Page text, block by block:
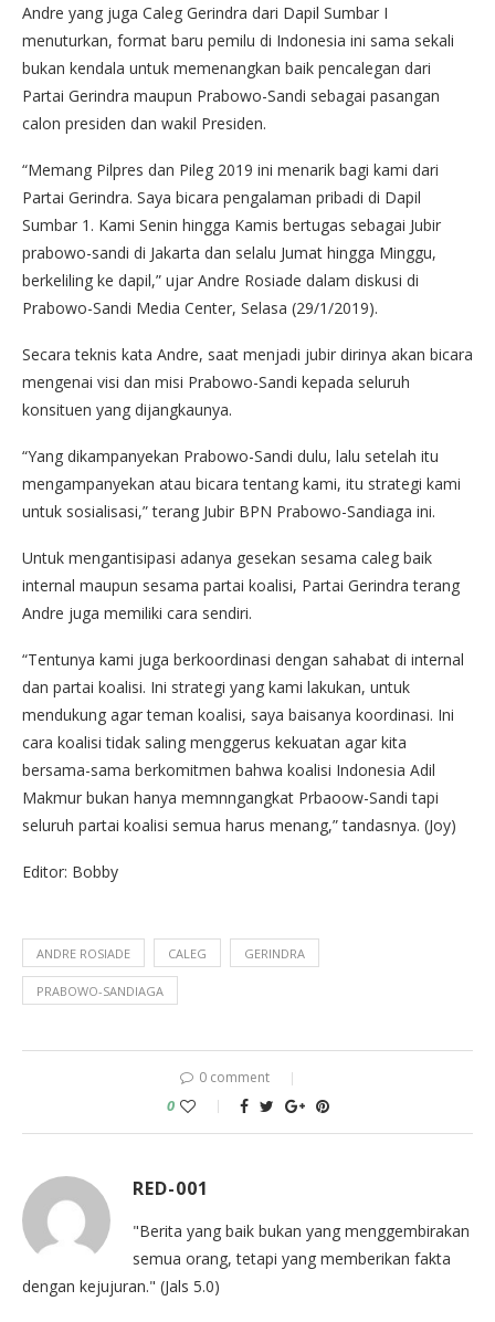
Andre yang juga Caleg Gerindra dari Dapil Sumbar I
menuturkan, format baru pemilu di Indonesia ini sama sekali
bukan kendala untuk memenangkan baik pencalegan dari
Partai Gerindra maupun Prabowo-Sandi sebagai pasangan
calon presiden dan wakil Presiden.
“Memang Pilpres dan Pileg 2019 ini menarik bagi kami dari
Partai Gerindra. Saya bicara pengalaman pribadi di Dapil
Sumbar 1. Kami Senin hingga Kamis bertugas sebagai Jubir
prabowo-sandi di Jakarta dan selalu Jumat hingga Minggu,
berkeliling ke dapil,” ujar Andre Rosiade dalam diskusi di
Prabowo-Sandi Media Center, Selasa (29/1/2019).
Secara teknis kata Andre, saat menjadi jubir dirinya akan bicara
mengenai visi dan misi Prabowo-Sandi kepada seluruh
konsituen yang dijangkaunya.
“Yang dikampanyekan Prabowo-Sandi dulu, lalu setelah itu
mengampanyekan atau bicara tentang kami, itu strategi kami
untuk sosialisasi,” terang Jubir BPN Prabowo-Sandiaga ini.
Untuk mengantisipasi adanya gesekan sesama caleg baik
internal maupun sesama partai koalisi, Partai Gerindra terang
Andre juga memiliki cara sendiri.
“Tentunya kami juga berkoordinasi dengan sahabat di internal
dan partai koalisi. Ini strategi yang kami lakukan, untuk
mendukung agar teman koalisi, saya baisanya koordinasi. Ini
cara koalisi tidak saling menggerus kekuatan agar kita
bersama-sama berkomitmen bahwa koalisi Indonesia Adil
Makmur bukan hanya memnngangkat Prbaoow-Sandi tapi
seluruh partai koalisi semua harus menang,” tandasnya. (Joy)
Editor: Bobby
ANDRE ROSIADE CALEG GERINDRA
PRABOWO-SANDIAGA
0 comment
0
RED-001
"Berita yang baik bukan yang menggembirakan
semua orang, tetapi yang memberikan fakta
dengan kejujuran." (Jals 5.0)